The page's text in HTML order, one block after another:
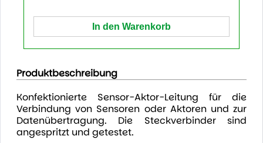
Produktbeschreibung
Konfektionierte Sensor-Aktor-Leitung für die
Verbindung von Sensoren oder Aktoren und zur
Datenübertragung. Die Steckverbinder sind
angespritzt und getestet.